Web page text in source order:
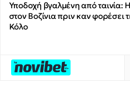
Υποδοχή βγαλμένη από ταινία:
στον Βοζίνια πριν καν φορέσει
Κόλο